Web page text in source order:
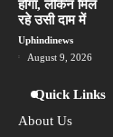
5
होगा, लेकिन मिल
रहे उसी दाम में
Uphindinews
August 9, 2026
Quick Links
About Us